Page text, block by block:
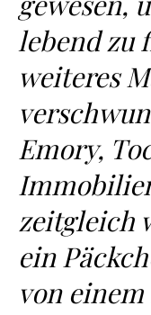
lebend zu
weiteres
Emory,
zeitgleich
ein
von